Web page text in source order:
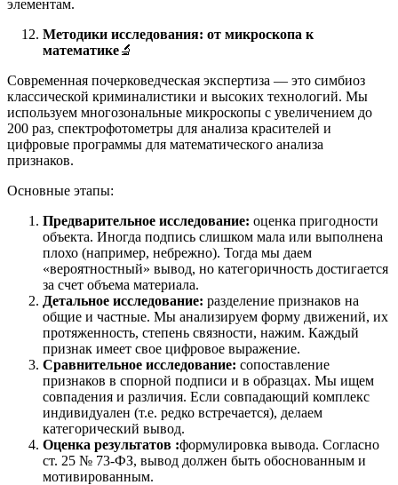
элементам.
Методики исследования: от микроскопа к
математике🔬
Современная почерковедческая экспертиза — это симбиоз
классической криминалистики и высоких технологий. Мы
используем многозональные микроскопы с увеличением до
200 раз, спектрофотометры для анализа красителей и
цифровые программы для математического анализа
признаков.
Основные этапы:
Предварительное исследование: оценка пригодности
объекта. Иногда подпись слишком мала или выполнена
плохо (например, небрежно). Тогда мы даем
«вероятностный» вывод, но категоричность достигается
за счет объема материала.
Детальное исследование: разделение признаков на
общие и частные. Мы анализируем форму движений, их
протяженность, степень связности, нажим. Каждый
признак имеет свое цифровое выражение.
Сравнительное исследование: сопоставление
признаков в спорной подписи и в образцах. Мы ищем
совпадения и различия. Если совпадающий комплекс
индивидуален (т.е. редко встречается), делаем
категорический вывод.
Оценка результатов :формулировка вывода. Согласно
ст. 25 № 73-ФЗ, вывод должен быть обоснованным и
мотивированным.